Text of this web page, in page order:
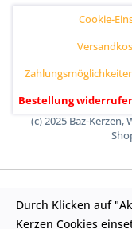
Cookie-
Bestellung
(c) 2025 Baz-
Durch Klicken auf
Kerzen Cookies